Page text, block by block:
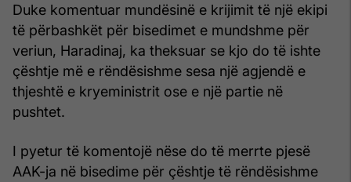
Duke komentuar mundësinë e krijimit të një ekipi
të përbashkët për bisedimet e mundshme për
veriun, Haradinaj, ka theksuar se kjo do të ishte
çështje më e rëndësishme sesa një agjendë e
thjeshtë e kryeministrit ose e një partie në
pushtet.
I pyetur të komentojë nëse do të merrte pjesë
AAK-ja në bisedime për çështje të rëndësishme